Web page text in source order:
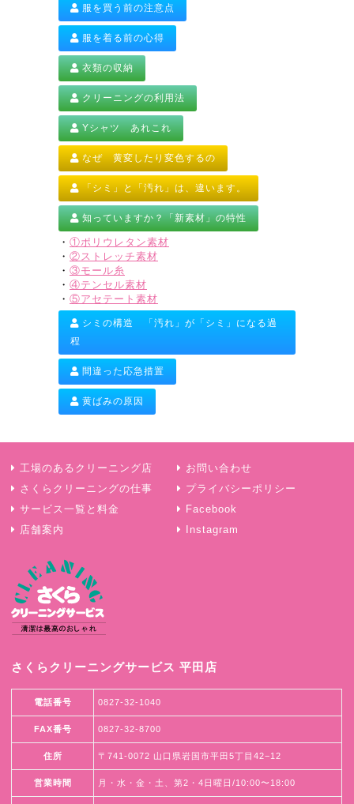
服を買う前の注意点
服を着る前の心得
衣類の収納
クリーニングの利用法
Yシャツ あれこれ
なぜ 黄変したり変色するの
「シミ」と「汚れ」は、違います。
知っていますか？「新素材」の特性
・ ①ポリウレタン素材
・ ②ストレッチ素材
・ ③モール糸
・ ④テンセル素材
・ ⑤アセテート素材
シミの構造 「汚れ」が「シミ」になる過
程
間違った応急措置
黄ばみの原因
工場のあるクリーニング店
さくらクリーニングの仕事
サービス一覧と料金
店舗案内
お問い合わせ
プライバシーポリシー
Facebook
Instagram
さくらクリーニングサービス 平田店
電話番号 0827-32-1040
FAX番号 0827-32-8700
住所 〒741-0072 山口県岩国市平田5丁目42−12
営業時間 月・水・金・土、第2・4日曜日/10:00〜18:00